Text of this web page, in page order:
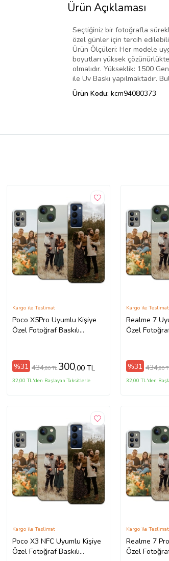
Ürün Açıklaması
Seçtiğiniz bir fotoğrafla
özel günler için tercih
Ürün Ölçüleri: Her modele
boyutları yüksek
olmalıdır. Yükseklik: 1500
ile Uv Baskı yapılmaktadır.
Ürün Kodu: kcm94080373
Poco X5Pro Uyumlu Kişiye
Özel Fotoğraf Baskılı
Kargo ile Teslimat
%31 434,80 TL 300,00 TL
32,00 TL'den Başlayan Taksitlerle
Realme 7
Özel
Kargo ile Teslimat
%31 434,80
32,00 TL'den
Poco X3 NFC Uyumlu Kişiye
Özel Fotoğraf Baskılı
Kargo ile Teslimat
Realme 7
Özel
Kargo ile Teslimat